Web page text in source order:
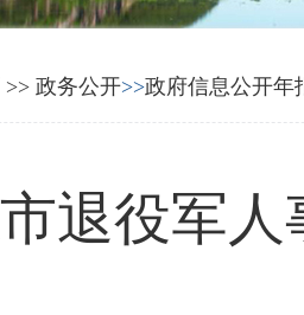
>> 政务公开>>政府信息公开年
退役军人